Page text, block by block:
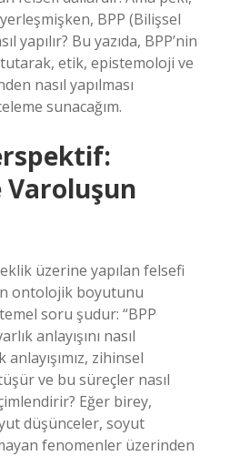
BPP (Bilişsel
yapılır? Bu yazıda, BPP’nin
etik, epistemoloji ve
nasıl yapılması
sunacağım.
Varoluşun
üzerine yapılan felsefi
ontolojik boyutunu
soru şudur: “BPP
anlayışını nasıl
zihinsel
ve bu süreçler nasıl
Eğer birey,
düşünceler, soyut
fenomenler üzerinden